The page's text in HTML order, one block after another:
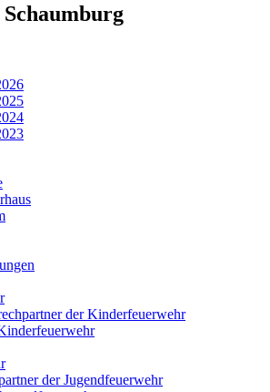
der Kinderfeuerwehr
der Jugendfeuerwehr